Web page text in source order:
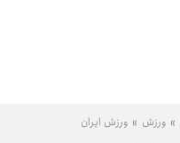
ورزش ورزش ایران